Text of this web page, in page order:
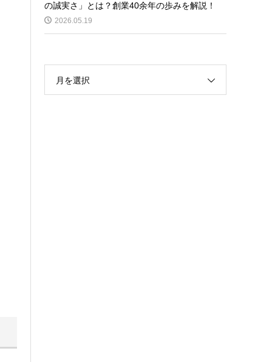
の誠実さ」とは？創業40余年の歩みを解説！
2026.05.19
月を選択